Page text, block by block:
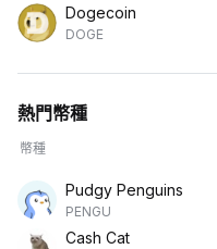
Dogecoin
DOGE
熱門幣種
幣種
Pudgy Penguins
PENGU
Cash Cat